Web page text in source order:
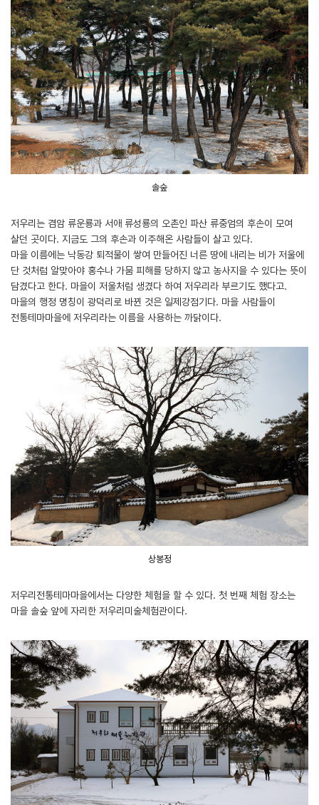
솔숲
저우리는 겸암 류운룡과 서애 류성룡의 오촌인 파산 류중엄의 후손이 모여
살던 곳이다. 지금도 그의 후손과 이주해온 사람들이 살고 있다.
마을 이름에는 낙동강 퇴적물이 쌓여 만들어진 너른 땅에 내리는 비가 저울에
단 것처럼 알맞아야 홍수나 가뭄 피해를 당하지 않고 농사지을 수 있다는 뜻이
담겼다고 한다. 마을이 저울처럼 생겼다 하여 저우리라 부르기도 했다고.
마을의 행정 명칭이 광덕리로 바뀐 것은 일제강점기다. 마을 사람들이
전통테마마을에 저우리라는 이름을 사용하는 까닭이다.
상봉정
저우리전통테마마을에서는 다양한 체험을 할 수 있다. 첫 번째 체험 장소는
마을 솔숲 앞에 자리한 저우리미술체험관이다.